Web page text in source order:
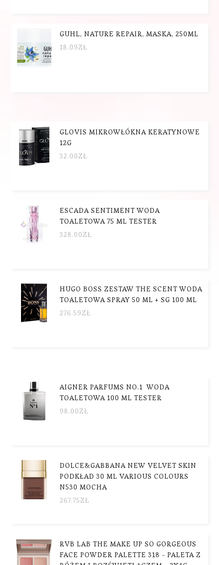
GUHL, NATURE REPAIR, MASKA, 250ML
18.09ZŁ
GLOVIS MIKROWŁÓKNA KERATYNOWE
12G
32.00ZŁ
ESCADA SENTIMENT WODA
TOALETOWA 75 ML TESTER
328.00ZŁ
HUGO BOSS ZESTAW THE SCENT WODA
TOALETOWA SPRAY 50 ML + SG 100 ML
276.59ZŁ
AIGNER PARFUMS NO.1 WODA
TOALETOWA 100 ML TESTER
98.00ZŁ
DOLCE&GABBANA NEW VELVET SKIN
PODKŁAD 30 ML VARIOUS COLOURS
N530 MOCHA
267.75ZŁ
RVB LAB THE MAKE UP SO GORGEOUS
FACE POWDER PALETTE 318 - PALETA Z